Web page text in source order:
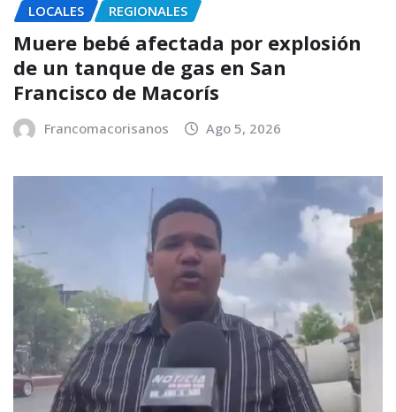
LOCALES REGIONALES
Muere bebé afectada por explosión
de un tanque de gas en San
Francisco de Macorís
Francomacorisanos Ago 5, 2026